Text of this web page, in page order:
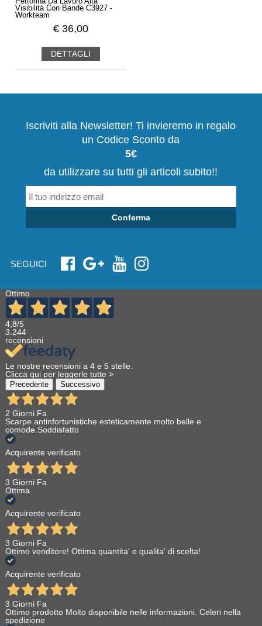
Visibilità Con Bande C3927 -
Workteam
€ 36,00
DETTAGLI
Iscriviti alla Newsletter! Ti invieremo in regalo
un Codice Sconto da
5€
da utilizzare su tutti gli articoli subito!!
Conferma
SEGUICI
Ottimo
4,8/5
3.244
recensioni
Le nostre recensioni a 4 e 5 stelle.
Clicca qui per leggerle tutte >
Precedente Successivo
2 Giorni Fa
Scarpe antinfortunistiche esteticamente molto belle e
comode.Soddisfatto
Acquirente verificato
3 Giorni Fa
Ottima
Acquirente verificato
3 Giorni Fa
Ottimo venditore! Ottima quantita' e qualita' di scelta!
Acquirente verificato
3 Giorni Fa
Ottimo prodotto Molto disponibile nelle informazioni. Celeri nella
spedizione